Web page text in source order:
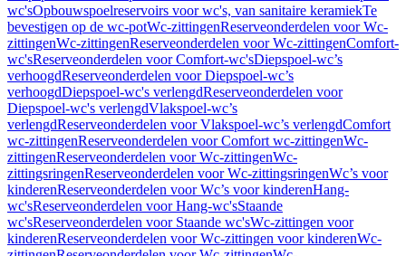
wc'sOpbouwspoelreservoirs voor wc's, van sanitaire keramiekTe
bevestigen op de wc-potWc-zittingenReserveonderdelen voor Wc-
zittingenWc-zittingenReserveonderdelen voor Wc-zittingenComfort-
wc'sReserveonderdelen voor Comfort-wc'sDiepspoel-wc’s
verhoogdReserveonderdelen voor Diepspoel-wc’s
verhoogdDiepspoel-wc's verlengdReserveonderdelen voor
Diepspoel-wc's verlengdVlakspoel-wc’s
verlengdReserveonderdelen voor Vlakspoel-wc’s verlengdComfort
wc-zittingenReserveonderdelen voor Comfort wc-zittingenWc-
zittingenReserveonderdelen voor Wc-zittingenWc-
zittingsringenReserveonderdelen voor Wc-zittingsringenWc’s voor
kinderenReserveonderdelen voor Wc’s voor kinderenHang-
wc'sReserveonderdelen voor Hang-wc'sStaande
wc'sReserveonderdelen voor Staande wc'sWc-zittingen voor
kinderenReserveonderdelen voor Wc-zittingen voor kinderenWc-